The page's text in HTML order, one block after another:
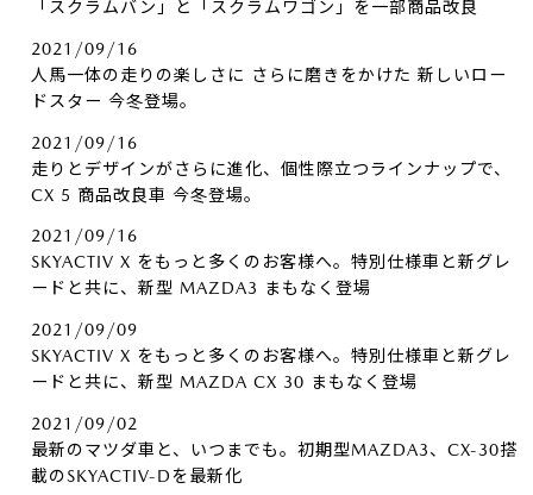
「スクラムバン」と「スクラムワゴン」を一部商品改良
2021/09/16
人馬一体の走りの楽しさに さらに磨きをかけた 新しいロー
ドスター 今冬登場。
2021/09/16
走りとデザインがさらに進化、個性際立つラインナップで、
CX 5 商品改良車 今冬登場。
2021/09/16
SKYACTIV X をもっと多くのお客様へ。特別仕様車と新グレ
ードと共に、新型 MAZDA3 まもなく登場
2021/09/09
SKYACTIV X をもっと多くのお客様へ。特別仕様車と新グレ
ードと共に、新型 MAZDA CX 30 まもなく登場
2021/09/02
最新のマツダ車と、いつまでも。初期型MAZDA3、CX-30搭
載のSKYACTIV-Dを最新化